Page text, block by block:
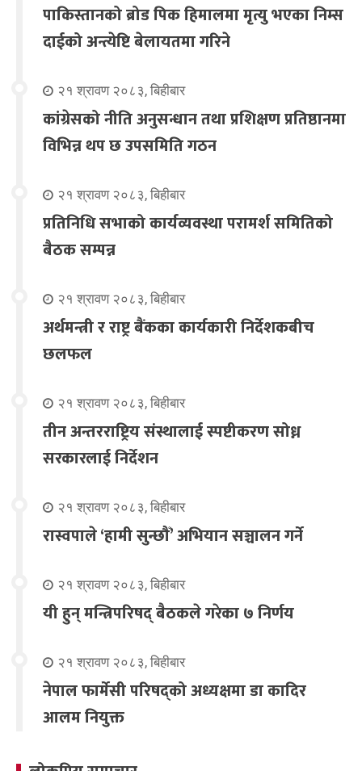
पाकिस्तानको ब्रोड पिक हिमालमा मृत्यु भएका निम्स
दाईको अन्त्येष्टि बेलायतमा गरिने
२१ श्रावण २०८३, बिहीबार
कांग्रेसको नीति अनुसन्धान तथा प्रशिक्षण प्रतिष्ठानमा
विभिन्न थप छ उपसमिति गठन
२१ श्रावण २०८३, बिहीबार
प्रतिनिधि सभाको कार्यव्यवस्था परामर्श समितिको
बैठक सम्पन्न
२१ श्रावण २०८३, बिहीबार
अर्थमन्त्री र राष्ट्र बैंकका कार्यकारी निर्देशकबीच
छलफल
२१ श्रावण २०८३, बिहीबार
तीन अन्तरराष्ट्रिय संस्थालाई स्पष्टीकरण सोध्न
सरकारलाई निर्देशन
२१ श्रावण २०८३, बिहीबार
रास्वपाले ‘हामी सुन्छौँ’ अभियान सञ्चालन गर्ने
२१ श्रावण २०८३, बिहीबार
यी हुन् मन्त्रिपरिषद् बैठकले गरेका ७ निर्णय
२१ श्रावण २०८३, बिहीबार
नेपाल फार्मेसी परिषद्को अध्यक्षमा डा कादिर
आलम नियुक्त